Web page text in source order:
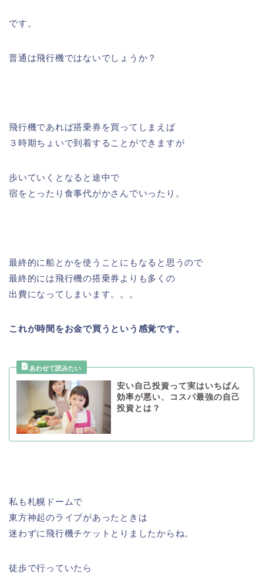
です。
普通は飛行機ではないでしょうか？
飛行機であれば搭乗券を買ってしまえば
３時期ちょいで到着することができますが
歩いていくとなると途中で
宿をとったり食事代がかさんでいったり。
最終的に船とかを使うことにもなると思うので
最終的には飛行機の搭乗券よりも多くの
出費になってしまいます。。。
これが時間をお金で買うという感覚です。
安い自己投資って実はいちばん
効率が悪い、コスパ最強の自己
投資とは？
私も札幌ドームで
東方神起のライブがあったときは
迷わずに飛行機チケットとりましたからね。
徒歩で行っていたら